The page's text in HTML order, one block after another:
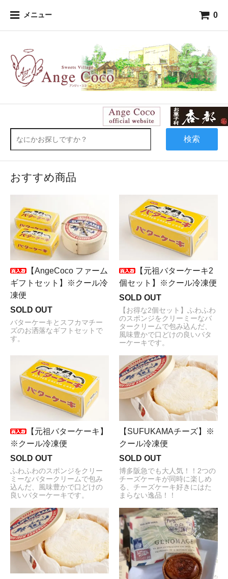
メニュー 0
検索
おすすめ商品
【AngeCoco ファーム
ギフトセット】※クール冷
凍便
SOLD OUT
バターケーキとスフカマチー
ズのお洒落なギフトセットで
す。
【元祖バターケーキ2
個セット】※クール冷凍便
SOLD OUT
【お得な2個セット】ふわふわ
のスポンジをクリーミーなバ
タークリームで包み込んだ、
風味豊かで口どけの良いバタ
ーケーキです。
【元祖バターケーキ】
※クール冷凍便
SOLD OUT
ふわふわのスポンジをクリー
ミーなバタークリームで包み
込んだ、風味豊かで口どけの
良いバターケーキです。
【SUFUKAMAチーズ】※
クール冷凍便
SOLD OUT
博多阪急でも大人気！！2つの
チーズケーキが同時に楽しめ
る、チーズケーキ好きにはた
まらない逸品！！